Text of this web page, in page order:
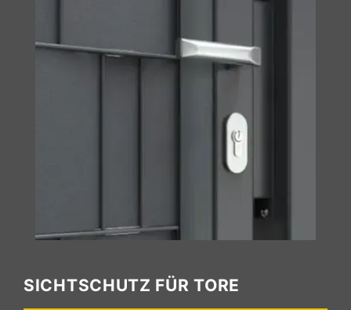
SICHTSCHUTZ FÜR TORE